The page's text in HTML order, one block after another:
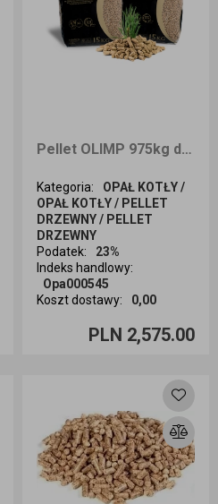
Pellet OLIMP 975kg dostawa cała Polska
Kategoria:
OPAŁ KOTŁY /
OPAŁ KOTŁY / PELLET
DRZEWNY / PELLET
DRZEWNY
Podatek:
23%
Indeks handlowy:
Opa000545
Koszt dostawy: 0,00
PLN 2,575.00
Ilość sztuk